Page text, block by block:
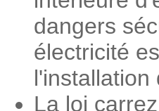
dangers
électricité
l'installation
La loi